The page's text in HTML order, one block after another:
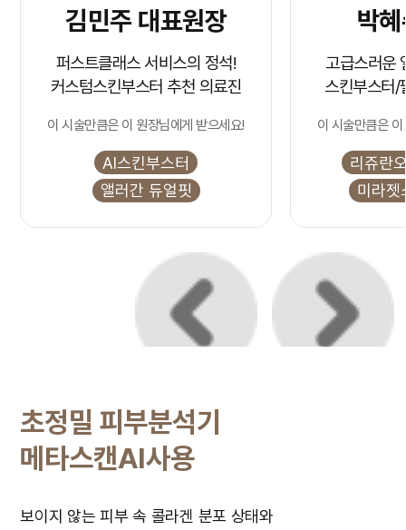
김민주 대표원장
퍼스트클래스 서비스의 정석!
커스텀스킨부스터 추천 의료진
이 시술만큼은 이 원장님에게 받으세요!
AI스킨부스터
앨러간 듀얼핏
박
고급스러운
스킨부스터/
이 시술만큼은
리쥬란
미라젯
초정밀 피부분석기
메타스캔AI사용
보이지 않는 피부 속 콜라겐 분포 상태와